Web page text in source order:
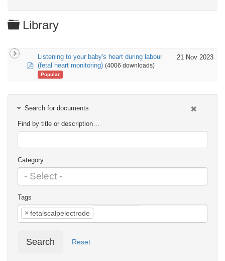
Folder
Library
pdf
Listening to your baby's heart during labour
(fetal heart monitoring) (4006 downloads)
Popular
21 Nov 2023
Search for documents
Find by title or description…
Category
Tags
× fetalscalpelectrode
Search Reset